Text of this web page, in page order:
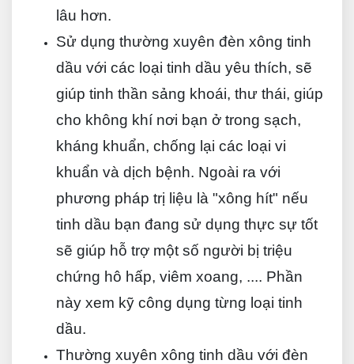
lâu hơn.
Sử dụng thường xuyên đèn xông tinh
dầu với các loại tinh dầu yêu thích, sẽ
giúp tinh thần sảng khoái, thư thái, giúp
cho không khí nơi bạn ở trong sạch,
kháng khuẩn, chống lại các loại vi
khuẩn và dịch bệnh. Ngoài ra với
phương pháp trị liệu là "xông hít" nếu
tinh dầu bạn đang sử dụng thực sự tốt
sẽ giúp hỗ trợ một số người bị triệu
chứng hô hấp, viêm xoang, .... Phần
này xem kỹ công dụng từng loại tinh
dầu.
Thường xuyên xông tinh dầu với đèn